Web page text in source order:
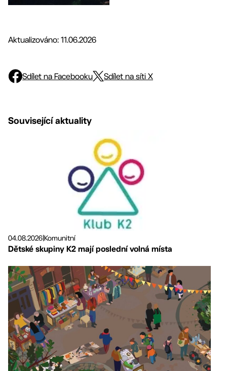
Aktualizováno: 11.06.2026
Sdílet na Facebooku Sdílet na síti X
Související aktuality
04.08.2026Komunitní
Dětské skupiny K2 mají poslední volná místa